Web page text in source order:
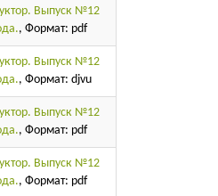
Выпуск №12
, Формат: pdf
Выпуск №12
, Формат: djvu
Выпуск №12
, Формат: pdf
Выпуск №12
, Формат: pdf